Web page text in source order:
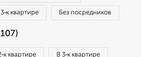
3‑к квартире Без посредников
квартире В 3‑к квартире